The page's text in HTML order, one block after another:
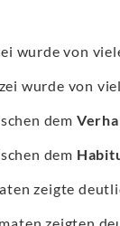
wurde von
wurde von
dem
dem
zeigte